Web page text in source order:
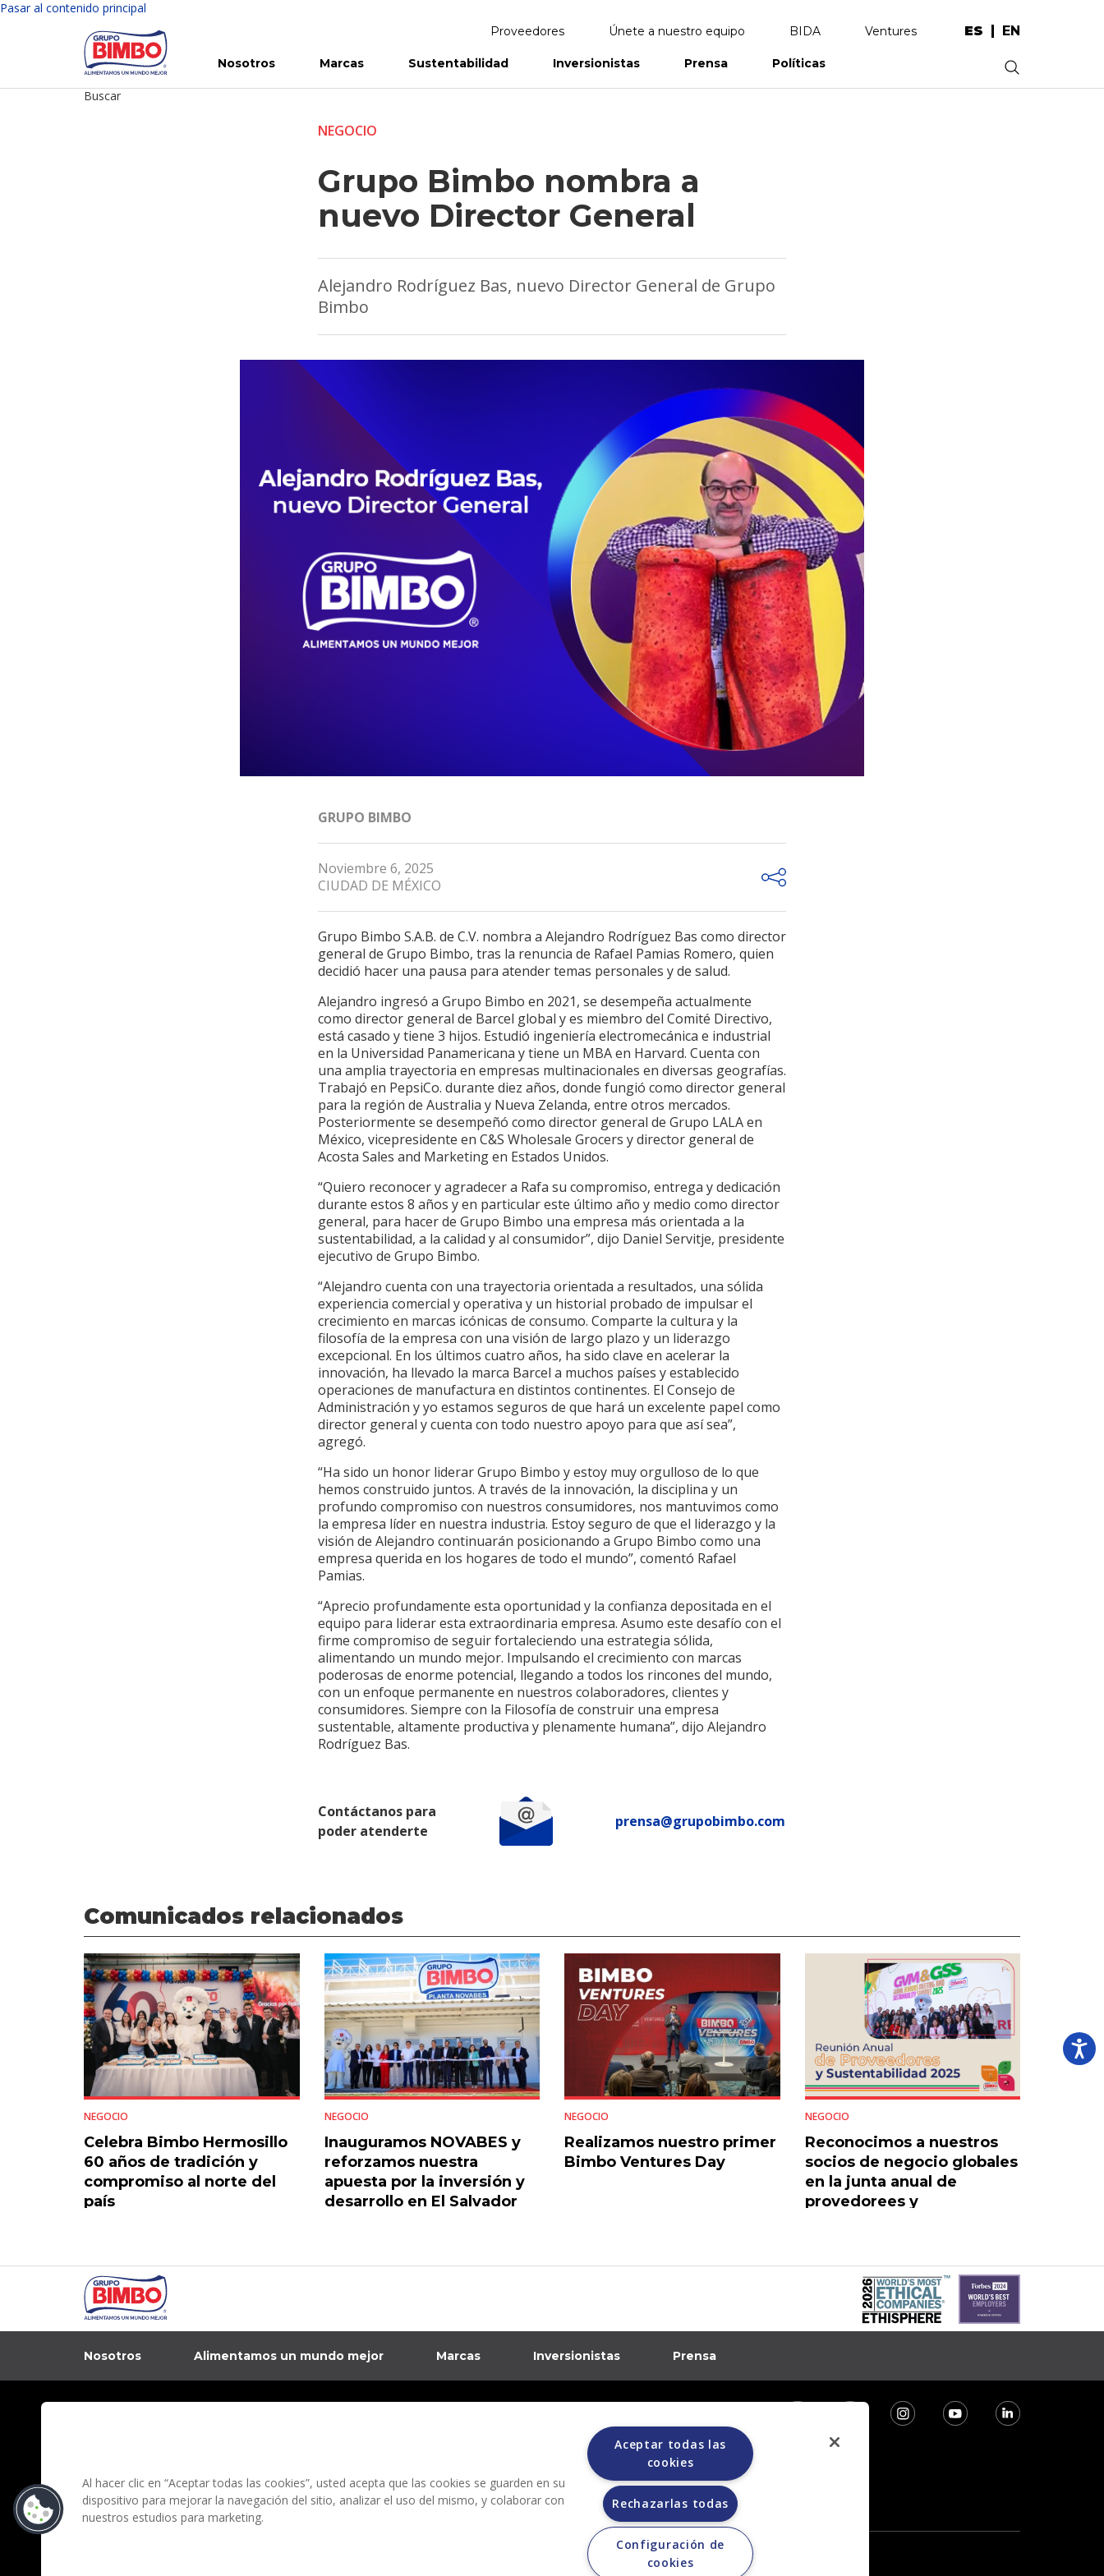
Pasar al contenido principal
Proveedores Únete a nuestro equipo BIDA Ventures ES EN
Nosotros Marcas Sustentabilidad Inversionistas Prensa Políticas
Buscar
.
NEGOCIO
Grupo Bimbo nombra a
nuevo Director General
Alejandro Rodríguez Bas, nuevo Director General de Grupo
Bimbo
GRUPO BIMBO
Noviembre 6, 2025
CIUDAD DE MÉXICO
Grupo Bimbo S.A.B. de C.V. nombra a Alejandro Rodríguez Bas como director
general de Grupo Bimbo, tras la renuncia de Rafael Pamias Romero, quien
decidió hacer una pausa para atender temas personales y de salud.
Alejandro ingresó a Grupo Bimbo en 2021, se desempeña actualmente
como director general de Barcel global y es miembro del Comité Directivo,
está casado y tiene 3 hijos. Estudió ingeniería electromecánica e industrial
en la Universidad Panamericana y tiene un MBA en Harvard. Cuenta con
una amplia trayectoria en empresas multinacionales en diversas geografías.
Trabajó en PepsiCo. durante diez años, donde fungió como director general
para la región de Australia y Nueva Zelanda, entre otros mercados.
Posteriormente se desempeñó como director general de Grupo LALA en
México, vicepresidente en C&S Wholesale Grocers y director general de
Acosta Sales and Marketing en Estados Unidos.
“Quiero reconocer y agradecer a Rafa su compromiso, entrega y dedicación
durante estos 8 años y en particular este último año y medio como director
general, para hacer de Grupo Bimbo una empresa más orientada a la
sustentabilidad, a la calidad y al consumidor”, dijo Daniel Servitje, presidente
ejecutivo de Grupo Bimbo.
“Alejandro cuenta con una trayectoria orientada a resultados, una sólida
experiencia comercial y operativa y un historial probado de impulsar el
crecimiento en marcas icónicas de consumo. Comparte la cultura y la
filosofía de la empresa con una visión de largo plazo y un liderazgo
excepcional. En los últimos cuatro años, ha sido clave en acelerar la
innovación, ha llevado la marca Barcel a muchos países y establecido
operaciones de manufactura en distintos continentes. El Consejo de
Administración y yo estamos seguros de que hará un excelente papel como
director general y cuenta con todo nuestro apoyo para que así sea”,
agregó.
“Ha sido un honor liderar Grupo Bimbo y estoy muy orgulloso de lo que
hemos construido juntos. A través de la innovación, la disciplina y un
profundo compromiso con nuestros consumidores, nos mantuvimos como
la empresa líder en nuestra industria. Estoy seguro de que el liderazgo y la
visión de Alejandro continuarán posicionando a Grupo Bimbo como una
empresa querida en los hogares de todo el mundo”, comentó Rafael
Pamias.
“Aprecio profundamente esta oportunidad y la confianza depositada en el
equipo para liderar esta extraordinaria empresa. Asumo este desafío con el
firme compromiso de seguir fortaleciendo una estrategia sólida,
alimentando un mundo mejor. Impulsando el crecimiento con marcas
poderosas de enorme potencial, llegando a todos los rincones del mundo,
con un enfoque permanente en nuestros colaboradores, clientes y
consumidores. Siempre con la Filosofía de construir una empresa
sustentable, altamente productiva y plenamente humana”, dijo Alejandro
Rodríguez Bas.
Contáctanos para
poder atenderte
prensa@grupobimbo.com
Comunicados relacionados
NEGOCIO
Celebra Bimbo Hermosillo
60 años de tradición y
compromiso al norte del
país
NEGOCIO
Inauguramos NOVABES y
reforzamos nuestra
apuesta por la inversión y
desarrollo en El Salvador
NEGOCIO
Realizamos nuestro primer
Bimbo Ventures Day
NEGOCIO
Reconocimos a nuestros
socios de negocio globales
en la junta anual de
provedorees y
Nosotros Alimentamos un mundo mejor Marcas Inversionistas Prensa
Grupo Bimbo no solicita ningún tipo de pago durante el proceso de selección.
Al hacer clic en “Aceptar todas las cookies”, usted acepta que las cookies se guarden en su
dispositivo para mejorar la navegación del sitio, analizar el uso del mismo, y colaborar con
nuestros estudios para marketing.
Aceptar todas las
cookies
Rechazarlas todas
Configuración de
cookies